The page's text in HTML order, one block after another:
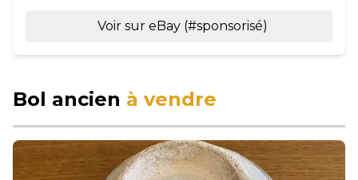
Voir sur eBay (#sponsorisé)
Bol ancien à vendre